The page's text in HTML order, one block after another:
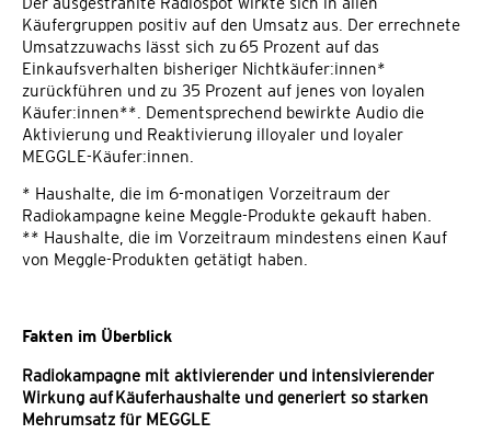
Käufergruppen positiv auf den Umsatz aus. Der errechnete
Umsatzzuwachs lässt sich zu 65 Prozent auf das
Einkaufsverhalten bisheriger Nichtkäufer:innen*
zurückführen und zu 35 Prozent auf jenes von loyalen
Käufer:innen**. Dementsprechend bewirkte Audio die
Aktivierung und Reaktivierung illoyaler und loyaler
MEGGLE-Käufer:innen.
* Haushalte, die im 6-monatigen Vorzeitraum der
Radiokampagne keine Meggle-Produkte gekauft haben.
** Haushalte, die im Vorzeitraum mindestens einen Kauf
von Meggle-Produkten getätigt haben.
Fakten im Überblick
Radiokampagne mit aktivierender und intensivierender
Wirkung auf Käuferhaushalte und generiert so starken
Mehrumsatz für MEGGLE